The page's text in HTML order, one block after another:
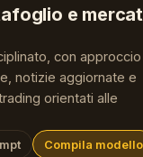
e
con approccio
notizie aggiornate e
orientati alle
Compila modello